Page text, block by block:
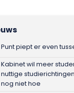
Punt piept er even
Kabinet wil meer
nuttige
nog niet hoe